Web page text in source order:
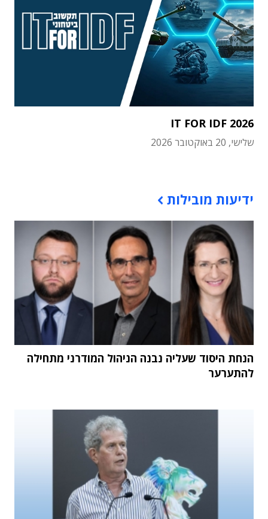
IT FOR IDF 2026
שלישי, 20 באוקטובר 2026
ידיעות מובילות
הנחת היסוד שעליה נבנה הניהול המודרני מתחילה
להתערער